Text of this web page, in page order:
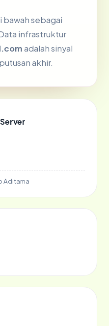
bawah sebagai
infrastruktur
adalah sinyal
akhir.
Aditama